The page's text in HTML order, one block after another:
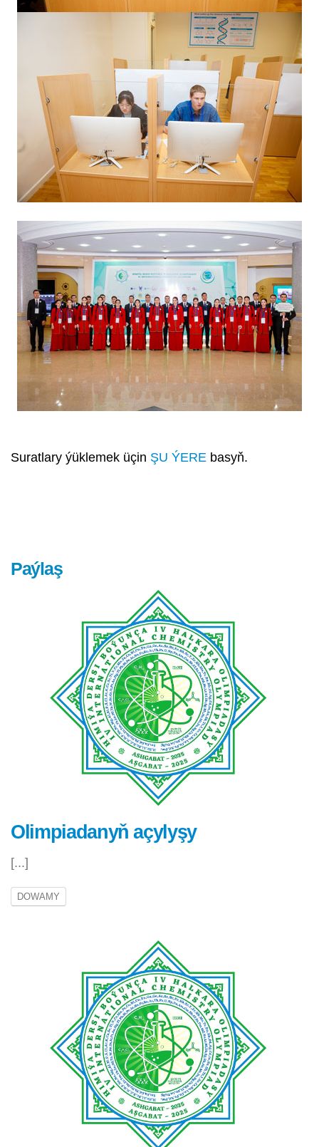
Suratlary ýüklemek üçin ŞU ÝERE basyň.
Paýlaş
Olimpiadanyň açylyşy
[...]
DOWAMY